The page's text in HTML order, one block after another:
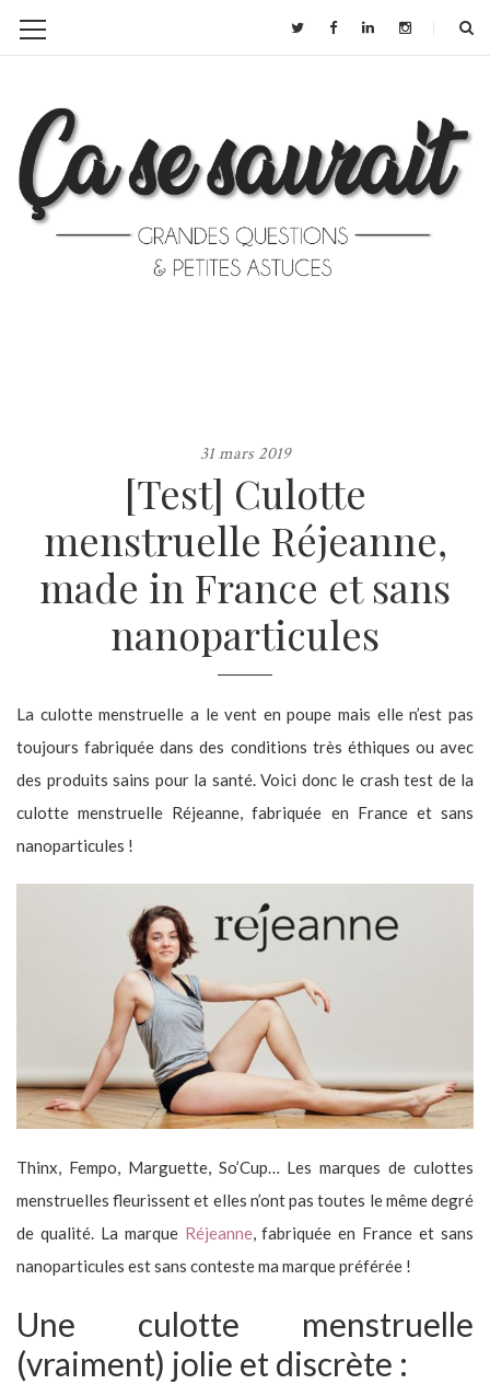
31 mars 2019
[Test] Culotte
menstruelle Réjeanne,
made in France et sans
nanoparticules
La culotte menstruelle a le vent en poupe mais elle n’est pas
toujours fabriquée dans des conditions très éthiques ou avec
des produits sains pour la santé. Voici donc le crash test de la
culotte menstruelle Réjeanne, fabriquée en France et sans
nanoparticules !
Thinx, Fempo, Marguette, So’Cup… Les marques de culottes
menstruelles fleurissent et elles n’ont pas toutes le même degré
de qualité. La marque Réjeanne, fabriquée en France et sans
nanoparticules est sans conteste ma marque préférée !
Une culotte menstruelle
(vraiment) jolie et discrète :